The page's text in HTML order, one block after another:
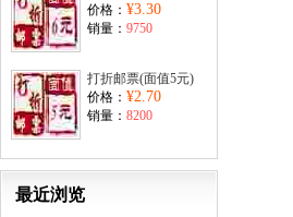
价格： ¥3.30
销量： 9750
打折邮票(面值5元)
价格： ¥2.70
销量： 8200
最近浏览